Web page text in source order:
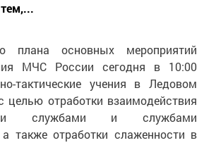
плана основных мероприятий
МЧС России сегодня в 10:00
тактические учения в Ледовом
целью отработки взаимодействия
службами и службами
а также отработки слаженности в